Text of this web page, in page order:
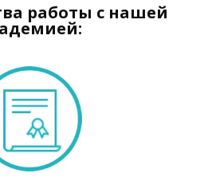
работы с нашей